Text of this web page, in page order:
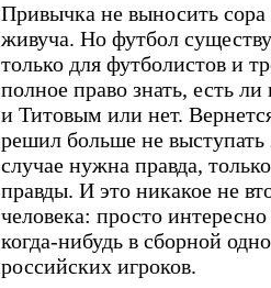
Привычка не выносить сора
живуча. Но футбол
только для футболистов и
полное право знать, есть
и Титовым или нет.
решил больше не
случае нужна правда,
правды. И это никакое не
человека: просто
когда-нибудь в сборной
российских игроков.